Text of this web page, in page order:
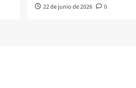
22 de junio de 2026 0